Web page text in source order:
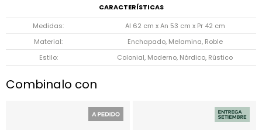
CARACTERÍSTICAS
Medidas
Al 62 cm x An 53 cm x Pr 42 cm
Material
Enchapado, Melamina, Roble
Estilo
Colonial, Moderno, Nórdico, Rústico
Combinalo con